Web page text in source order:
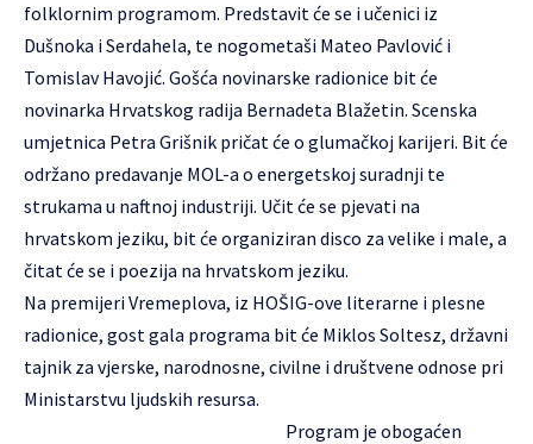
folklornim programom. Predstavit će se i učenici iz
Dušnoka i Serdahela, te nogometaši Mateo Pavlović i
Tomislav Havojić. Gošća novinarske radionice bit će
novinarka Hrvatskog radija Bernadeta Blažetin. Scenska
umjetnica Petra Grišnik pričat će o glumačkoj karijeri. Bit će
održano predavanje MOL-a o energetskoj suradnji te
strukama u naftnoj industriji. Učit će se pjevati na
hrvatskom jeziku, bit će organiziran disco za velike i male, a
čitat će se i poezija na hrvatskom jeziku.
Na premijeri Vremeplova, iz HOŠIG-ove literarne i plesne
radionice, gost gala programa bit će Miklos Soltesz, državni
tajnik za vjerske, narodnosne, civilne i društvene odnose pri
Ministarstvu ljudskih resursa.
Program je obogaćen